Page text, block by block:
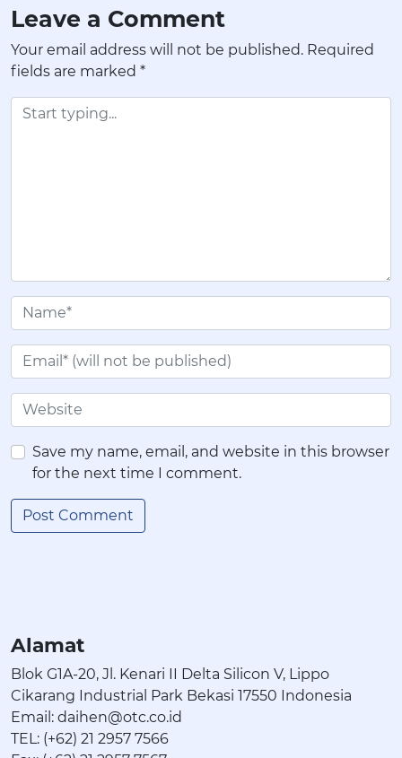
Leave a Comment
Your email address will not be published. Required
fields are marked *
Save my name, email, and website in this browser
for the next time I comment.
Alamat
Blok G1A-20, Jl. Kenari II Delta Silicon V, Lippo
Cikarang Industrial Park Bekasi 17550 Indonesia
Email: daihen@otc.co.id
TEL: (+62) 21 2957 7566